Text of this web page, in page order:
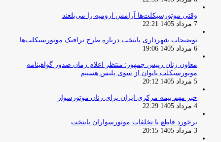
وقتی موتورسیکلت‌ها آرامش ارومیه را می‌بلعند
7 مرداد 1405 22:21
توضیحات شهرداری پایتخت درباره طرح ترافیک موتورسیکلت‌ها
6 مرداد 1405 19:06
معاون زنان رییس جمهور: منتظر اعلام زمان صدور گواهینامه
موتورسیکلت بانوان از سوی پلیس هستیم
5 مرداد 1405 20:12
خبر مهم بیمه مرکزی ایران برای زنان موتورسوار
4 مرداد 1405 22:29
برخورد قاطع با تخلفات موتورسواران پایتخت
3 مرداد 1405 20:15